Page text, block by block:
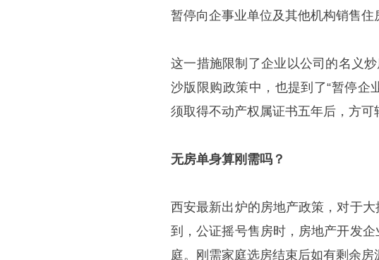
暂停向企事业单位及其他机构销售住
这一措施限制了企业以公司的名义
沙版限购政策中，也提到了“暂停
须取得不动产权属证书五年后，方可
无房单身算刚需吗？
西安最新出炉的房地产政策，对于
到，公证摇号售房时，房地产开发
庭。刚需家庭选房结束后如有剩余房